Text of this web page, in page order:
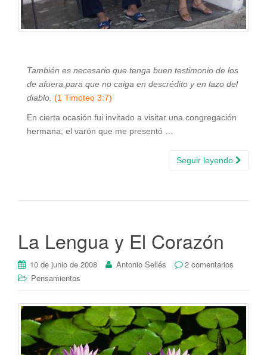
También es necesario que tenga buen testimonio de los
de afuera,para que no caiga en descrédito y en lazo del
diablo. (1 Timoteo 3:7)
En cierta ocasión fui invitado a visitar una congregación
hermana; el varón que me presentó …
Seguir leyendo
La Lengua y El Corazón
10 de junio de 2008 Antonio Sellés
2 comentarios
Pensamientos